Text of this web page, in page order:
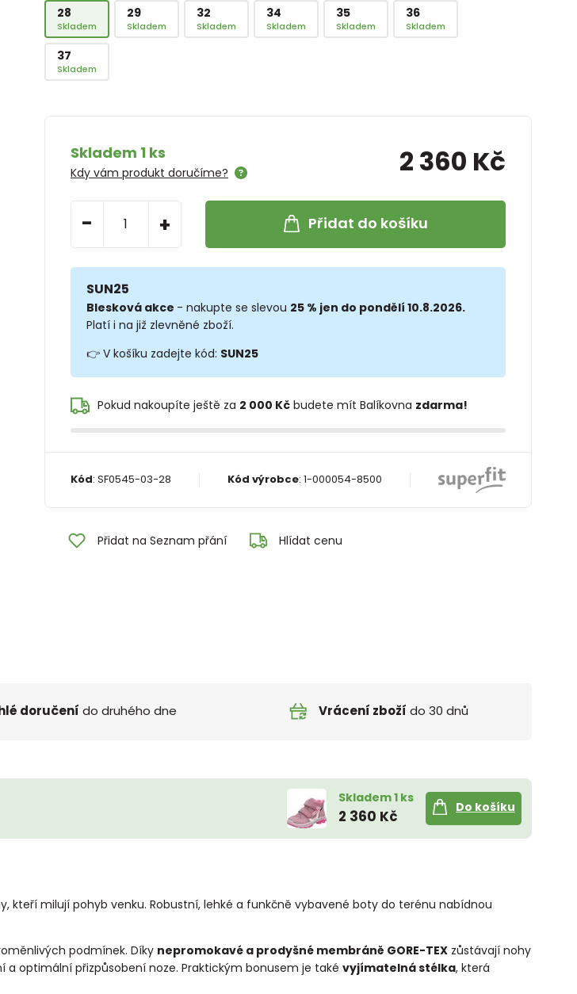
28
Skladem
29
Skladem
32
Skladem
34
Skladem
35
Skladem
36
Skladem
37
Skladem
Skladem 1 ks
Kdy vám produkt doručíme? 2 360 Kč
- + Přidat do košíku
SUN25
Blesková akce - nakupte se slevou 25 % jen do pondělí 10.8.2026.
Platí i na již zlevněné zboží.
👉 V košíku zadejte kód: SUN25
Pokud nakoupíte ještě za 2 000 Kčbudete mít Balíkovna zdarma!
Kód: SF0545-03-28 Kód výrobce: 1-000054-8500
Přidat na Seznam přání Hlídat cenu
doručení do druhého dne Vrácení zboží do 30 dnů
Skladem 1 ks
2 360 Kč
Do košíku
kteří milují pohyb venku. Robustní, lehké a funkčně vybavené boty do terénu nabídnou
podmínek. Díky nepromokavé a prodyšné membráně GORE-TEX zůstávají nohy
a optimální přizpůsobení noze. Praktickým bonusem je také vyjímatelná stélka, která